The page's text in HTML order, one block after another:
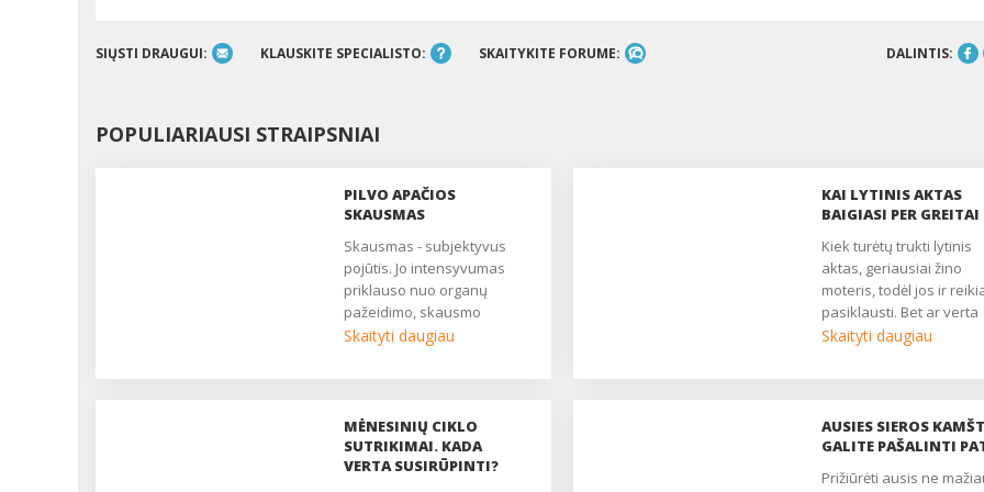
SIŲSTI DRAUGUI: KLAUSKITE SPECIALISTO: SKAITYKITE FORUME: DALINTIS:
POPULIARIAUSI STRAIPSNIAI
PILVO APAČIOS
SKAUSMAS
Skausmas - subjektyvus
pojūtis. Jo intensyvumas
priklauso nuo organų
pažeidimo, skausmo
slenksčio, centrinės nervų
skausmą, kuris trukdo
gyventi, pailsėti, užmigti. Jis
yra pagrindinis daugelio
ginekologinių ligų
Skaityti daugiau
KAI LYTINIS AKTAS
BAIGIASI PER GREITAI
Kiek turėtų trukti lytinis
aktas, geriausiai žino
moteris, todėl jos ir
pasiklausti. Bet ar verta
patikėti, kai ji
labai nenusimins dėl
per greitai išsiveržusios
atsitinka visada?
Skaityti daugiau
MĖNESINIŲ CIKLO
SUTRIKIMAI. KADA
VERTA SUSIRŪPINTI?
AUSIES SIEROS
GALITE PAŠALINTI
Prižiūrėti ausis ne mažiau